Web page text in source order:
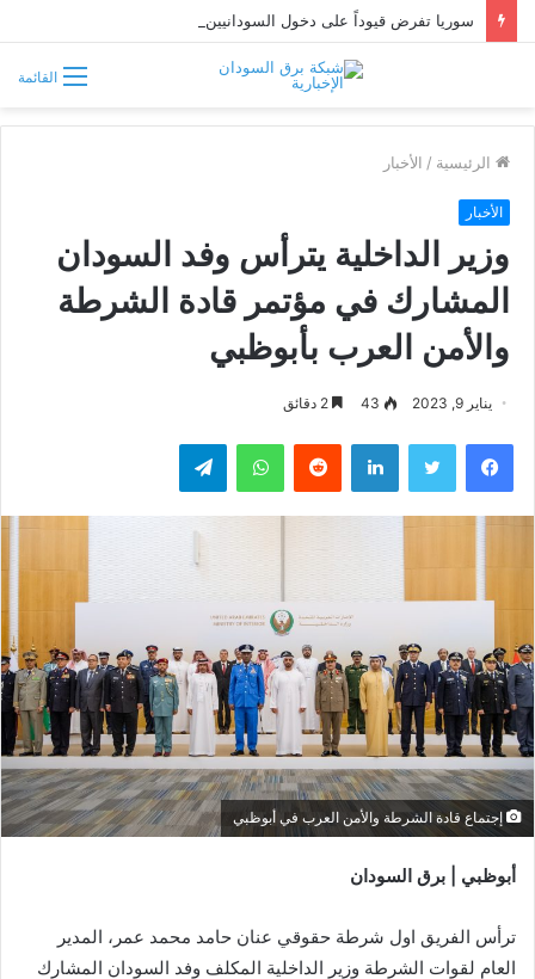
القائمة
الرئيسية / الأخبار
الأخبار
وزير الداخلية يترأس وفد السودان
المشارك في مؤتمر قادة الشرطة
والأمن العرب بأبوظبي
يناير 9, 2023 43
فيسبوك تويتر لينكدإن واتساب تيلقرام
إجتماع قادة الشرطة والأمن العرب في أبوظبي
أبوظبي | برق السودان
ترأس الفريق اول شرطة حقوقي عنان حامد محمد عمر، المدير
العام لقوات الشرطة وزير الداخلية المكلف وفد السودان المشارك